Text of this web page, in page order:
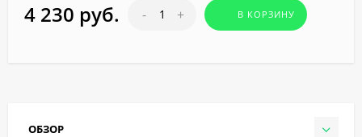
4 230 руб. - + В КОРЗИНУ
ОБЗОР